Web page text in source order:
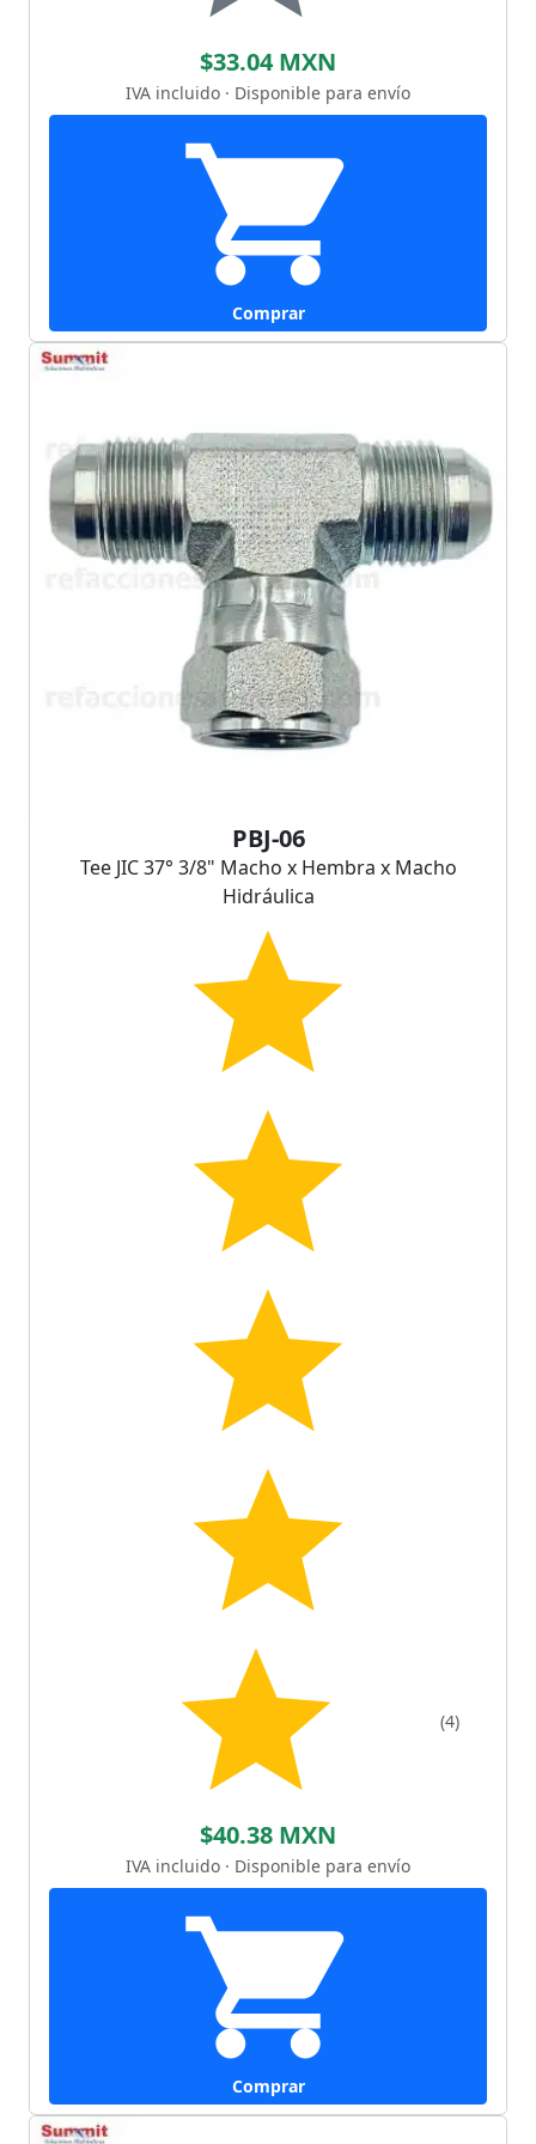
$33.04 MXN
IVA incluido · Disponible para envío
Comprar
PBJ-06
Tee JIC 37° 3/8" Macho x Hembra x Macho
Hidráulica
(4)
$40.38 MXN
IVA incluido · Disponible para envío
Comprar